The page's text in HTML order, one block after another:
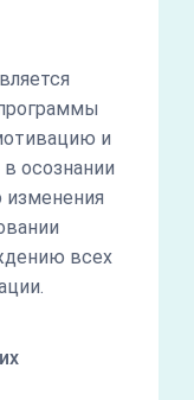
и
осознании
изменения
всех